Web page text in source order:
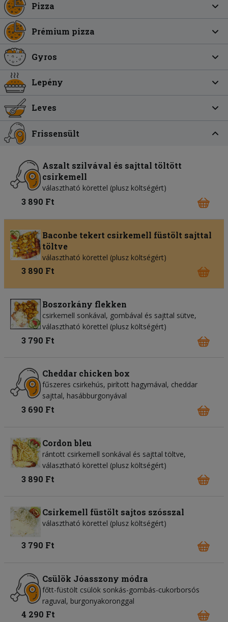
Pizza
Prémium pizza
Gyros
Lepény
Leves
Frissensült
Aszalt szilvával és sajttal töltött
csirkemell
választható körettel (plusz költségért)
3 890 Ft
Baconbe tekert csirkemell füstölt sajttal
töltve
választható körettel (plusz költségért)
3 890 Ft
Boszorkány flekken
csirkemell sonkával, gombával és sajttal sütve,
választható körettel (plusz költségért)
3 790 Ft
Cheddar chicken box
fűszeres csirkehús, pirított hagymával, cheddar
sajttal, hasábburgonyával
3 690 Ft
Cordon bleu
rántott csirkemell sonkával és sajttal töltve,
választható körettel (plusz költségért)
3 890 Ft
Csirkemell füstölt sajtos szósszal
választható körettel (plusz költségért)
3 790 Ft
Csülök Jóasszony módra
főtt-füstölt csülök sonkás-gombás-cukorborsós
raguval, burgonyakoronggal
4 290 Ft